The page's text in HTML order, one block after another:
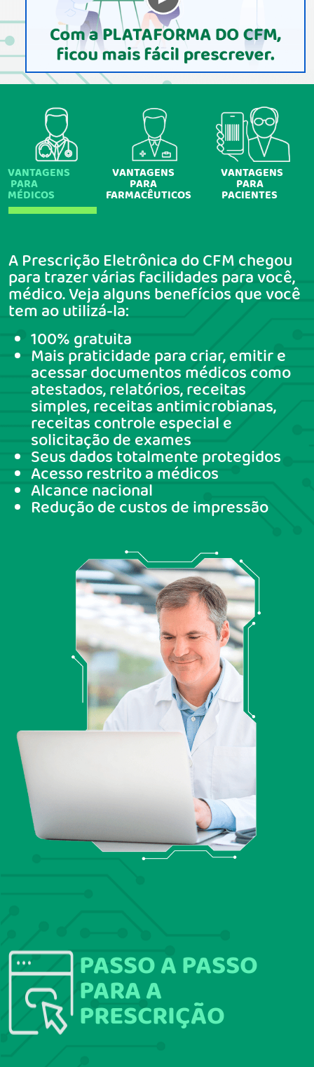
VANTAGENS
PARA
MÉDICOS
VANTAGENS
PARA
FARMACÊUTICOS
VANTAGENS
PARA
PACIENTES
A Prescrição Eletrônica do CFM chegou
para trazer várias facilidades para você,
médico. Veja alguns benefícios que você
tem ao utilizá-la:
100% gratuita
Mais praticidade para criar, emitir e
acessar documentos médicos como
atestados, relatórios, receitas
simples, receitas antimicrobianas,
receitas controle especial e
solicitação de exames
Seus dados totalmente protegidos
Acesso restrito a médicos
Alcance nacional
Redução de custos de impressão
PASSO A PASSO
PARA A
PRESCRIÇÃO